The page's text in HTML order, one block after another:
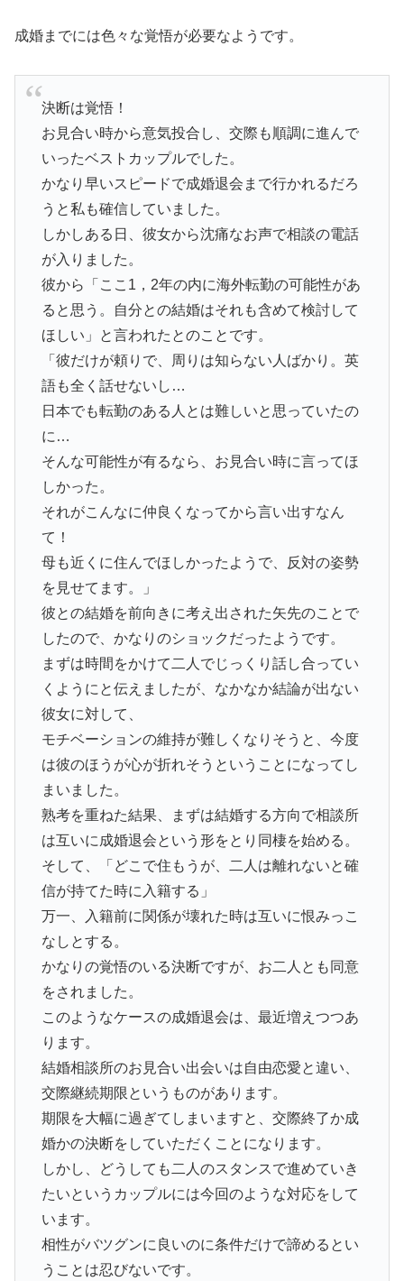
成婚までには色々な覚悟が必要なようです。
決断は覚悟！
お見合い時から意気投合し、交際も順調に進んで
いったベストカップルでした。
かなり早いスピードで成婚退会まで行かれるだろ
うと私も確信していました。
しかしある日、彼女から沈痛なお声で相談の電話
が入りました。
彼から「ここ1，2年の内に海外転勤の可能性があ
ると思う。自分との結婚はそれも含めて検討して
ほしい」と言われたとのことです。
「彼だけが頼りで、周りは知らない人ばかり。英
語も全く話せないし…
日本でも転勤のある人とは難しいと思っていたの
に…
そんな可能性が有るなら、お見合い時に言ってほ
しかった。
それがこんなに仲良くなってから言い出すなん
て！
母も近くに住んでほしかったようで、反対の姿勢
を見せてます。」
彼との結婚を前向きに考え出された矢先のことで
したので、かなりのショックだったようです。
まずは時間をかけて二人でじっくり話し合ってい
くようにと伝えましたが、なかなか結論が出ない
彼女に対して、
モチベーションの維持が難しくなりそうと、今度
は彼のほうが心が折れそうということになってし
まいました。
熟考を重ねた結果、まずは結婚する方向で相談所
は互いに成婚退会という形をとり同棲を始める。
そして、「どこで住もうが、二人は離れないと確
信が持てた時に入籍する」
万一、入籍前に関係が壊れた時は互いに恨みっこ
なしとする。
かなりの覚悟のいる決断ですが、お二人とも同意
をされました。
このようなケースの成婚退会は、最近増えつつあ
ります。
結婚相談所のお見合い出会いは自由恋愛と違い、
交際継続期限というものがあります。
期限を大幅に過ぎてしまいますと、交際終了か成
婚かの決断をしていただくことになります。
しかし、どうしても二人のスタンスで進めていき
たいというカップルには今回のような対応をして
います。
相性がバツグンに良いのに条件だけで諦めるとい
うことは忍びないです。